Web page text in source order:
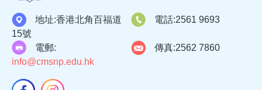
地址:香港北角百福道
15號
電話:2561 9693
電郵:
info@cmsnp.edu.hk
傳真:2562 7860